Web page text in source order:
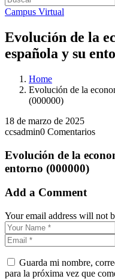
Campus Virtual
Evolución de la
española y su
Home
Evolución de la
(000000)
18 de marzo de 2025
ccsadmin0 Comentarios
Evolución de la
entorno (000000)
Add a Comment
Your email address will not
Guarda mi nombre,
para la próxima vez que